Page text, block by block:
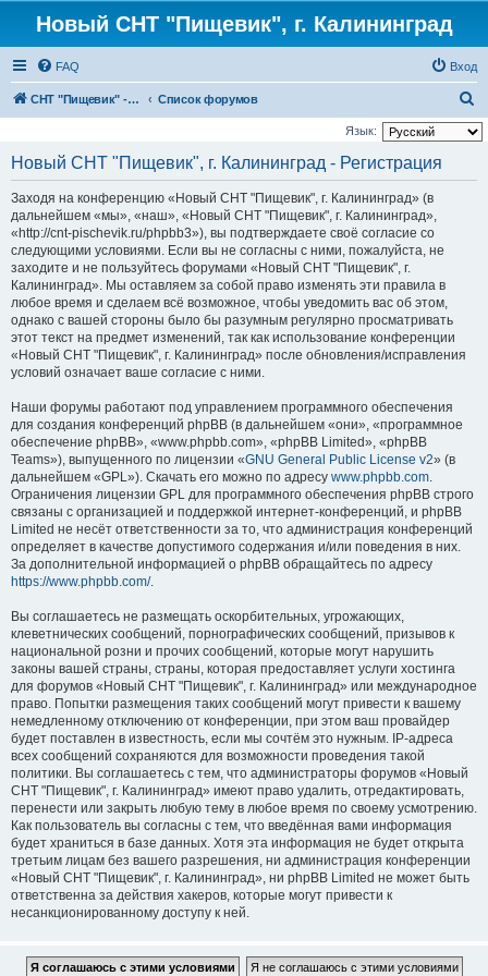
Новый СНТ "Пищевик", г. Калининград
FAQ Вход
СНТ "Пищевик" - возвращение на Главную страницу Список форумов
о
Язык:
Новый СНТ "Пищевик", г. Калининград - Регистрация
Заходя на конференцию «Новый СНТ "Пищевик", г. Калининград» (в
дальнейшем «мы», «наш», «Новый СНТ "Пищевик", г. Калининград»,
«http://cnt-pischevik.ru/phpbb3»), вы подтверждаете своё согласие со
следующими условиями. Если вы не согласны с ними, пожалуйста, не
заходите и не пользуйтесь форумами «Новый СНТ "Пищевик", г.
Калининград». Мы оставляем за собой право изменять эти правила в
любое время и сделаем всё возможное, чтобы уведомить вас об этом,
однако с вашей стороны было бы разумным регулярно просматривать
этот текст на предмет изменений, так как использование конференции
«Новый СНТ "Пищевик", г. Калининград» после обновления/исправления
условий означает ваше согласие с ними.
Наши форумы работают под управлением программного обеспечения
для создания конференций phpBB (в дальнейшем «они», «программное
обеспечение phpBB», «www.phpbb.com», «phpBB Limited», «phpBB
Teams»), выпущенного по лицензии «GNU General Public License v2» (в
дальнейшем «GPL»). Скачать его можно по адресу www.phpbb.com.
Ограничения лицензии GPL для программного обеспечения phpBB строго
связаны с организацией и поддержкой интернет-конференций, и phpBB
Limited не несёт ответственности за то, что администрация конференций
определяет в качестве допустимого содержания и/или поведения в них.
За дополнительной информацией о phpBB обращайтесь по адресу
https://www.phpbb.com/.
Вы соглашаетесь не размещать оскорбительных, угрожающих,
клеветнических сообщений, порнографических сообщений, призывов к
национальной розни и прочих сообщений, которые могут нарушить
законы вашей страны, страны, которая предоставляет услуги хостинга
для форумов «Новый СНТ "Пищевик", г. Калининград» или международное
право. Попытки размещения таких сообщений могут привести к вашему
немедленному отключению от конференции, при этом ваш провайдер
будет поставлен в известность, если мы сочтём это нужным. IP-адреса
всех сообщений сохраняются для возможности проведения такой
политики. Вы соглашаетесь с тем, что администраторы форумов «Новый
СНТ "Пищевик", г. Калининград» имеют право удалить, отредактировать,
перенести или закрыть любую тему в любое время по своему усмотрению.
Как пользователь вы согласны с тем, что введённая вами информация
будет храниться в базе данных. Хотя эта информация не будет открыта
третьим лицам без вашего разрешения, ни администрация конференции
«Новый СНТ "Пищевик", г. Калининград», ни phpBB Limited не может быть
ответственна за действия хакеров, которые могут привести к
несанкционированному доступу к ней.